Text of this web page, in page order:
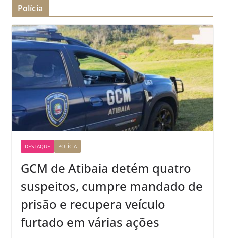
Polícia
DESTAQUE POLÍCIA
GCM de Atibaia detém quatro
suspeitos, cumpre mandado de
prisão e recupera veículo
furtado em várias ações